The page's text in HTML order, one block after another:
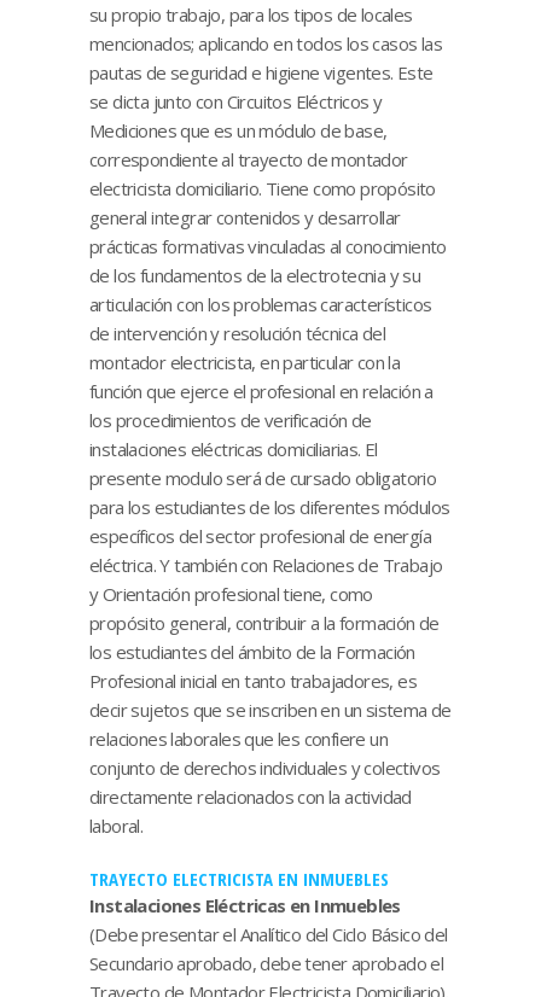
su propio trabajo, para los tipos de locales
mencionados; aplicando en todos los casos las
pautas de seguridad e higiene vigentes. Este
se dicta junto con Circuitos Eléctricos y
Mediciones que es un módulo de base,
correspondiente al trayecto de montador
electricista domiciliario. Tiene como propósito
general integrar contenidos y desarrollar
prácticas formativas vinculadas al conocimiento
de los fundamentos de la electrotecnia y su
articulación con los problemas característicos
de intervención y resolución técnica del
montador electricista, en particular con la
función que ejerce el profesional en relación a
los procedimientos de verificación de
instalaciones eléctricas domiciliarias. El
presente modulo será de cursado obligatorio
para los estudiantes de los diferentes módulos
específicos del sector profesional de energía
eléctrica. Y también con Relaciones de Trabajo
y Orientación profesional tiene, como
propósito general, contribuir a la formación de
los estudiantes del ámbito de la Formación
Profesional inicial en tanto trabajadores, es
decir sujetos que se inscriben en un sistema de
relaciones laborales que les confiere un
conjunto de derechos individuales y colectivos
directamente relacionados con la actividad
laboral.
TRAYECTO ELECTRICISTA EN INMUEBLES
Instalaciones Eléctricas en Inmuebles
(Debe presentar el Analítico del Ciclo Básico del
Secundario aprobado, debe tener aprobado el